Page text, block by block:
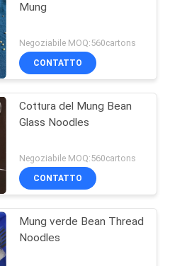
Mung
Negoziabile MOQ:560cartons
CONTATTO
Cottura del Mung Bean
Glass Noodles
Negoziabile MOQ:560cartons
CONTATTO
Mung verde Bean Thread
Noodles